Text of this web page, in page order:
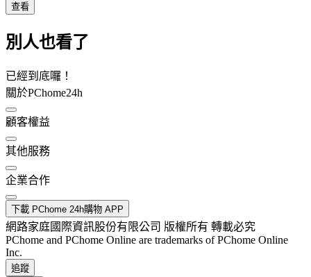
查看
別人也看了
已經到底囉！
關於PChome24h
顧客權益
其他服務
企業合作
下載 PChome 24h購物 APP
網路家庭國際資訊股份有限公司 版權所有 轉載必究
PChome and PChome Online are trademarks of PChome Online
Inc.
追蹤